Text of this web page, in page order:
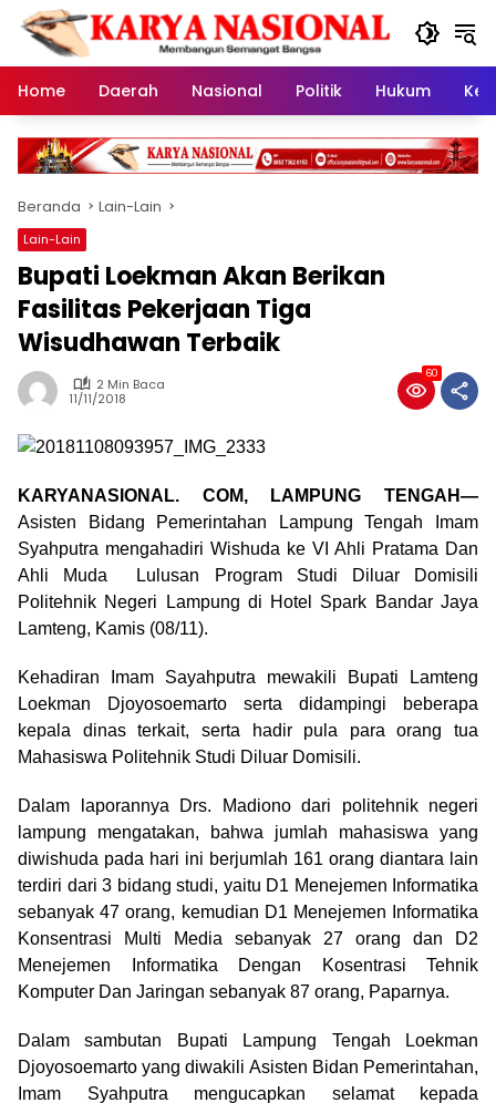
Langsung
konten
Home
Daerah Nasional Politik Hukum
Beranda Lain-Lain
Lain-Lain
Bupati Loekman Akan Berikan
Fasilitas Pekerjaan Tiga
Wisudhawan Terbaik
2 Min Baca
11/11/2018
60
KARYANASIONAL. COM, LAMPUNG TENGAH—
Asisten Bidang Pemerintahan Lampung Tengah Imam
Syahputra mengahadiri Wishuda ke VI Ahli Pratama Dan
Ahli Muda Lulusan Program Studi Diluar Domisili
Politehnik Negeri Lampung di Hotel Spark Bandar Jaya
Lamteng, Kamis (08/11).
Kehadiran Imam Sayahputra mewakili Bupati Lamteng
Loekman Djoyosoemarto serta didampingi beberapa
kepala dinas terkait, serta hadir pula para orang tua
Mahasiswa Politehnik Studi Diluar Domisili.
Dalam laporannya Drs. Madiono dari politehnik negeri
lampung mengatakan, bahwa jumlah mahasiswa yang
diwishuda pada hari ini berjumlah 161 orang diantara lain
terdiri dari 3 bidang studi, yaitu D1 Menejemen Informatika
sebanyak 47 orang, kemudian D1 Menejemen Informatika
Konsentrasi Multi Media sebanyak 27 orang dan D2
Menejemen Informatika Dengan Kosentrasi Tehnik
Komputer Dan Jaringan sebanyak 87 orang, Paparnya.
Dalam sambutan Bupati Lampung Tengah Loekman
Djoyosoemarto yang diwakili Asisten Bidan Pemerintahan,
Imam Syahputra mengucapkan selamat kepada